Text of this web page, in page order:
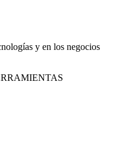
y en los negocios